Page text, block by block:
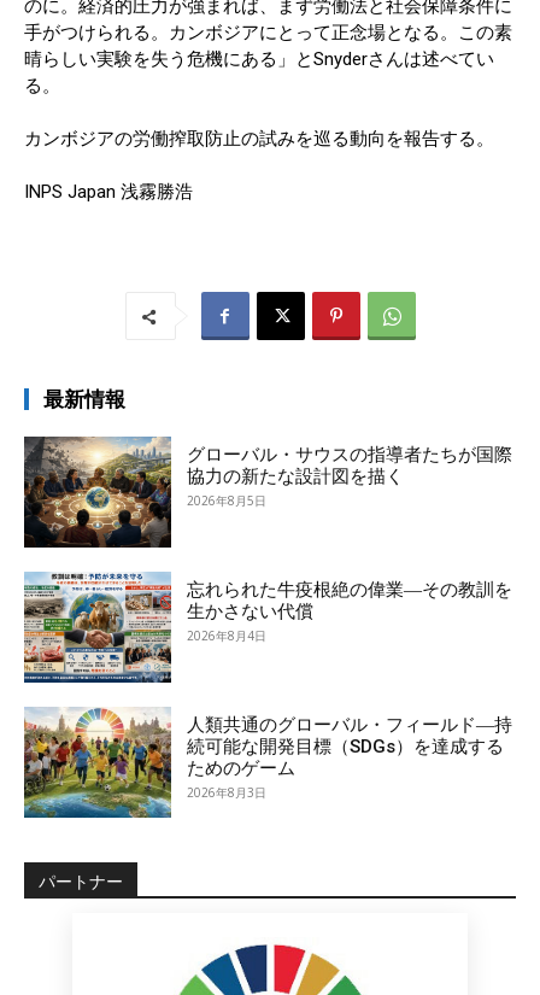
のに。経済的圧力が強まれば、まず労働法と社会保障条件に
手がつけられる。カンボジアにとって正念場となる。この素
晴らしい実験を失う危機にある」とSnyderさんは述べてい
る。
カンボジアの労働搾取防止の試みを巡る動向を報告する。
INPS Japan 浅霧勝浩
最新情報
グローバル・サウスの指導者たちが国際
協力の新たな設計図を描く
2026年8月5日
忘れられた牛疫根絶の偉業―その教訓を
生かさない代償
2026年8月4日
人類共通のグローバル・フィールド―持
続可能な開発目標（SDGs）を達成する
ためのゲーム
2026年8月3日
パートナー